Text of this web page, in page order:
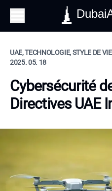
UAE, TECHNOLOGIE, STYLE DE VIE
2025. 05. 18
Cybersécurité
Directives UAE